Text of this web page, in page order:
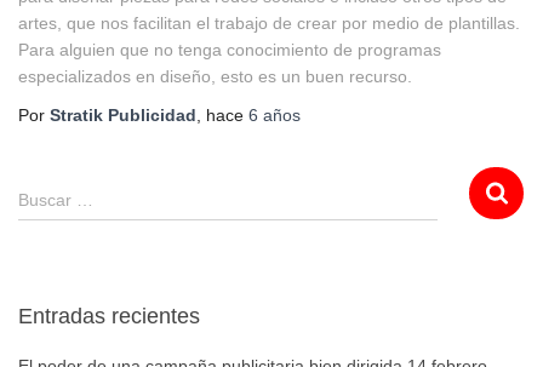
artes, que nos facilitan el trabajo de crear por medio de plantillas.
Para alguien que no tenga conocimiento de programas
especializados en diseño, esto es un buen recurso.
Por Stratik Publicidad , hace 6 años
Buscar …
Entradas recientes